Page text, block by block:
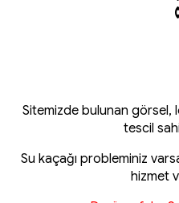
Sitemizde bulunan görsel,
tescil
Su kaçağı probleminiz
hizmet